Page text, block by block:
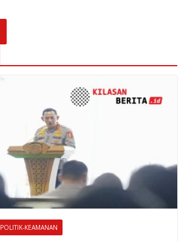
POLITIK-KEAMANAN